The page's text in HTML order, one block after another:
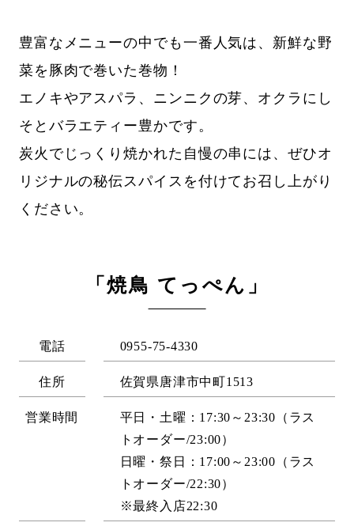
豊富なメニューの中でも一番人気は、新鮮な野
菜を豚肉で巻いた巻物！
エノキやアスパラ、ニンニクの芽、オクラにし
そとバラエティー豊かです。
炭火でじっくり焼かれた自慢の串には、ぜひオ
リジナルの秘伝スパイスを付けてお召し上がり
ください。
「焼鳥 てっぺん」
電話 0955-75-4330
住所 佐賀県唐津市中町1513
営業時間
平日・土曜：17:30～23:30（ラス
トオーダー/23:00）
日曜・祭日：17:00～23:00（ラス
トオーダー/22:30）
※最終入店22:30